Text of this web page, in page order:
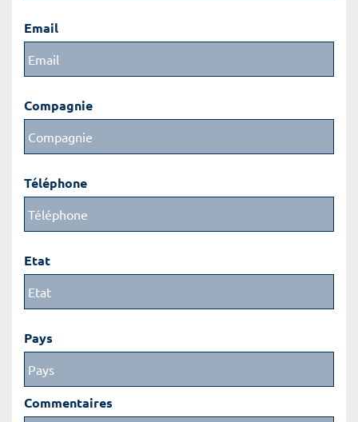
Email
Compagnie
Téléphone
Etat
Pays
Commentaires